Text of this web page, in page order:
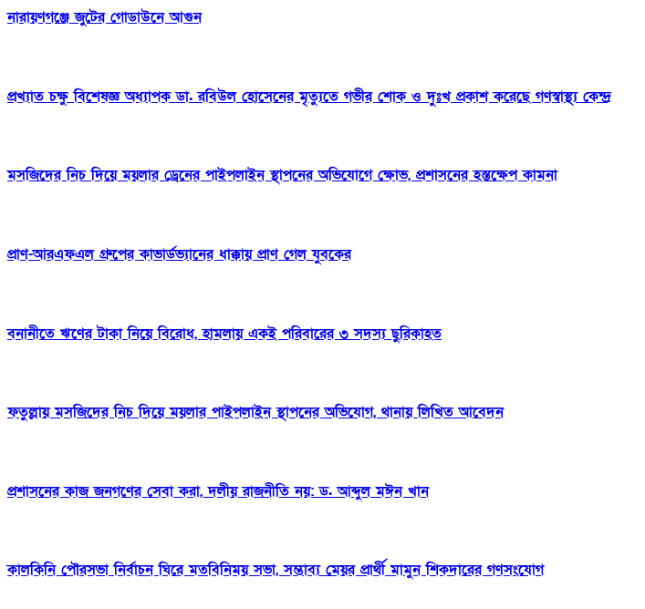
নারায়ণগঞ্জে জুটের গোডাউনে আগুন
প্রখ্যাত চক্ষু বিশেষজ্ঞ অধ্যাপক ডা. রবিউল হোসেনের মৃত্যুতে গভীর শোক ও দুঃখ প্রকাশ করেছে গণস্বাস্থ্য কেন্দ্র
মসজিদের নিচ দিয়ে ময়লার ড্রেনের পাইপলাইন স্থাপনের অভিযোগে ক্ষোভ, প্রশাসনের হস্তক্ষেপ কামনা
প্রাণ-আরএফএল গ্রুপের কাভার্ডভ্যানের ধাক্কায় প্রাণ গেল যুবকের
বনানীতে ঋণের টাকা নিয়ে বিরোধ, হামলায় একই পরিবারের ৩ সদস্য ছুরিকাহত
ফতুল্লায় মসজিদের নিচ দিয়ে ময়লার পাইপলাইন স্থাপনের অভিযোগ, থানায় লিখিত আবেদন
প্রশাসনের কাজ জনগণের সেবা করা, দলীয় রাজনীতি নয়: ড. আব্দুল মঈন খান
কালকিনি পৌরসভা নির্বাচন ঘিরে মতবিনিময় সভা, সম্ভাব্য মেয়র প্রার্থী মামুন শিকদারের গণসংযোগ